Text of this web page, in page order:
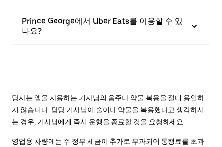
Prince George에서 Uber Eats를 이용할 수 있
나요?
당사는 앱을 사용하는 기사님의 음주나 약물 복용을 절대 용인하
지 않습니다. 담당 기사님이 술이나 약물을 복용했다고 생각하시
는 경우, 기사님에게 즉시 운행을 종료할 것을 요청하세요.
영업용 차량에는 주 정부 세금이 추가로 부과되어 통행료를 초과